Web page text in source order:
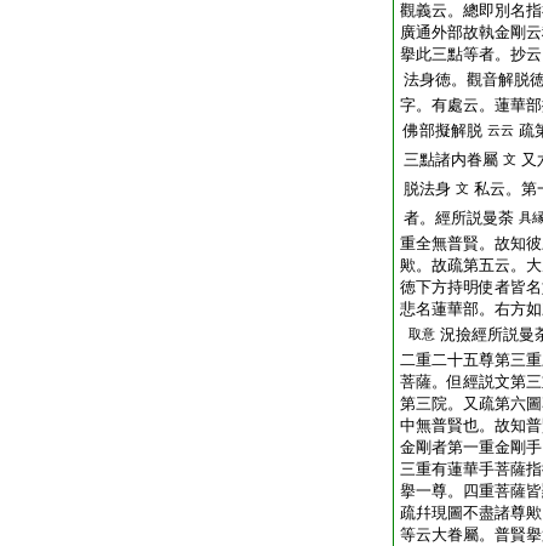
觀義云。總即別名
廣通外部故執金剛
擧此三點等者。抄
法身徳。觀音解脱
字。有處云。蓮華
佛部擬解脱 云云 疏
三點諸内眷屬 文 又
脱法身 文 私云。第
者。經所説曼荼 具
重全無普賢。故知
歟。故疏第五云。
徳下方持明使者皆
悲名蓮華部。右方
取意 況撿經所説曼
二重二十五尊第三
菩薩。但經説文第
第三院。又疏第六
中無普賢也。故知
金剛者第一重金剛
三重有蓮華手菩薩
擧一尊。四重菩薩
疏幷現圖不盡諸尊
等云大眷屬。普賢